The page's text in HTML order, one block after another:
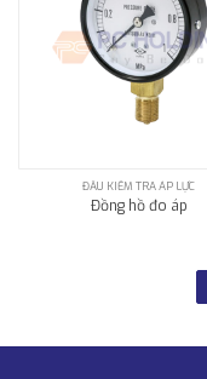
ĐẦU KIỂM TRA ÁP LỰC
Đồng hồ đo áp